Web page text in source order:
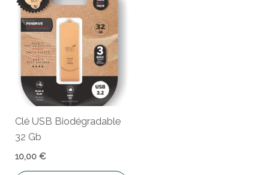
Clé USB Biodégradable
32 Gb
10,00€